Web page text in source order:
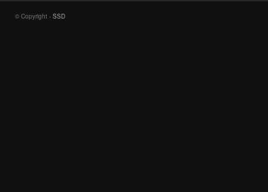
© Copyright - SSD